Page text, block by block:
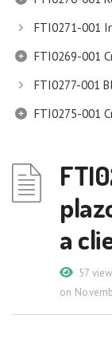
FTI0271-001
FTI0269-001
FTI0277-001
FTI0275-001
a
57
on